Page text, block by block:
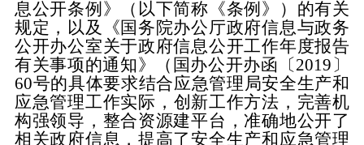
息公开条例》（以下简称《条例》）的有关
规定，以及《国务院办公厅政府信息与政务
公开办公室关于政府信息公开工作年度报告
有关事项的通知》（国办公开办函〔2019〕
60号的具体要求结合应急管理 局安全生产和
应急管理工作实际，创新工作方法，完善机
构强领导，整合资源建平台，准确地公开了
相关政府信息，提高了安全生产和应急管理